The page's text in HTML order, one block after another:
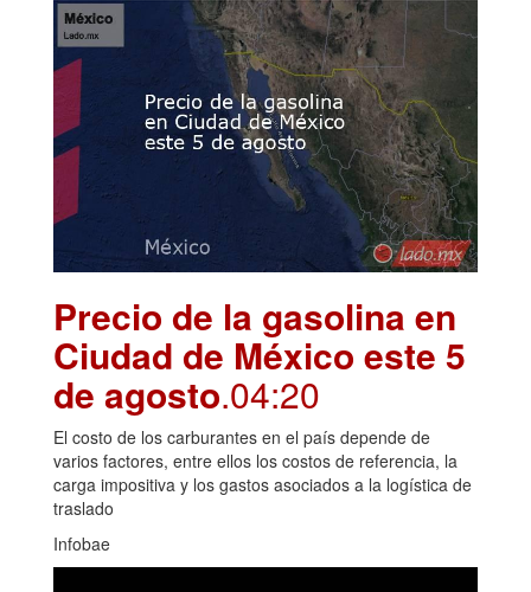
Precio de la gasolina en
Ciudad de México este 5
de agosto.04:20
El costo de los carburantes en el país depende de
varios factores, entre ellos los costos de referencia, la
carga impositiva y los gastos asociados a la logística de
traslado
Infobae